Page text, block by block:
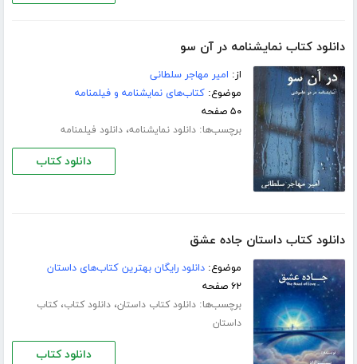
دانلود کتاب نمایشنامه در آن سو
از: امیر مهاجر سلطانی
موضوع:کتاب‌های نمایشنامه و فیلمنامه
۵۰ صفحه
برچسب‌ها:دانلود نمایشنامه،دانلود فیلمنامه
دانلود کتاب
دانلود کتاب داستان جاده عشق
موضوع:دانلود رایگان بهترین کتاب‌های داستان
۶۲ صفحه
برچسب‌ها:دانلود کتاب داستان،دانلود کتاب،کتاب
داستان
دانلود کتاب